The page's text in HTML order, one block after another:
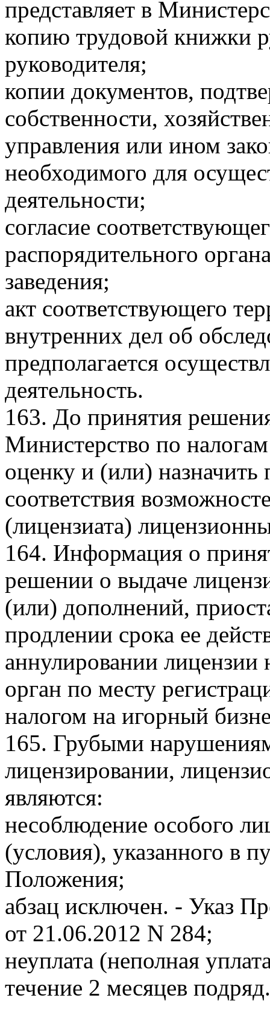
представляет в
копию трудовой книжки
руководителя;
копии документов,
собственности,
управления или ином
необходимого для
деятельности;
согласие
распорядительного
заведения;
акт соответствующего
внутренних дел об
предполагается
деятельность.
163. До принятия
Министерство по
оценку и (или) назначить
соответствия
(лицензиата)
164. Информация о
решении о выдаче
(или) дополнений,
продлении срока ее
аннулировании лицензии
орган по месту
налогом на игорный
165. Грубыми
лицензировании,
являются:
несоблюдение особого
(условия), указанного в
Положения;
абзац исключен. - Указ
от 21.06.2012 N 284;
неуплата (неполная
течение 2 месяцев подряд.